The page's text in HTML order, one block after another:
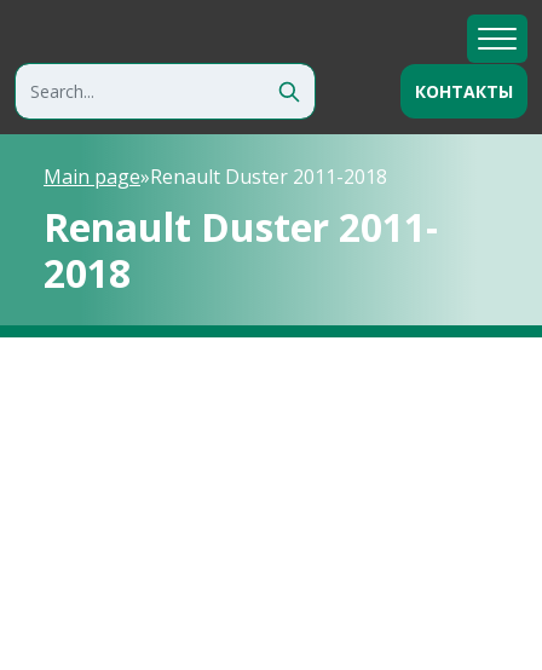
КОНТАКТЫ
Main page»Renault Duster 2011-2018
Renault Duster 2011-
2018